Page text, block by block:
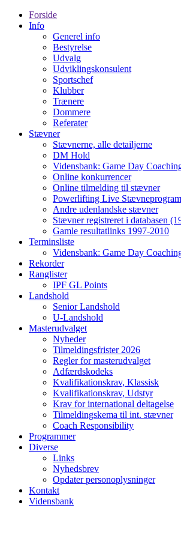
Forside
Info
Generel info
Bestyrelse
Udvalg
Udviklingskonsulent
Sportschef
Klubber
Trænere
Dommere
Referater
Stævner
Stævnerne, alle detailjerne
DM Hold
Vidensbank: Game Day
Online konkurrencer
Online tilmelding til stævner
Powerlifting Live Stævneprogram
Andre udenlandske stævner
Stævner registreret i databasen
Gamle resultatlinks 1997-2010
Terminsliste
Vidensbank: Game Day
Rekorder
Ranglister
IPF GL Points
Landshold
Senior Landshold
U-Landshold
Masterudvalget
Nyheder
Tilmeldingsfrister 2026
Regler for masterudvalget
Adfærdskodeks
Kvalifikationskrav, Klassisk
Kvalifikationskrav, Udstyr
Krav for international deltagelse
Tilmeldingskema til int. stævner
Coach Responsibility
Programmer
Diverse
Links
Nyhedsbrev
Opdater personoplysninger
Kontakt
Vidensbank